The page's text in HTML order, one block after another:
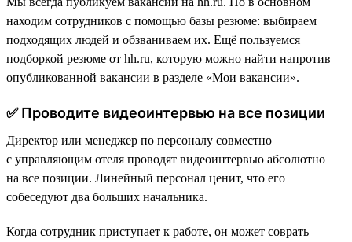
находим сотрудников с помощью базы резюме: выбираем
подходящих людей и обзваниваем их. Ещё пользуемся
подборкой резюме от hh.ru, которую можно найти напротив
опубликованной вакансии в разделе «Мои вакансии».
✅ Проводите видеоинтервью на все позиции
Директор или менеджер по персоналу совместно
с управляющим отеля проводят видеоинтервью абсолютно
на все позиции. Линейный персонал ценит, что его
собеседуют два больших начальника.
Когда сотрудник приступает к работе, он может соврать